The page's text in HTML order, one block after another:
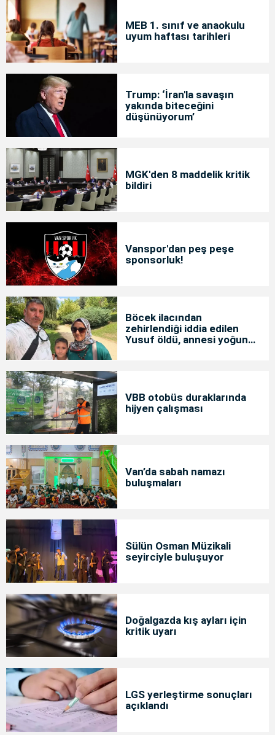
MEB 1. sınıf ve anaokulu
uyum haftası tarihleri
Trump: ‘İran'la savaşın
yakında biteceğini
düşünüyorum’
MGK'den 8 maddelik kritik
bildiri
Vanspor'dan peş peşe
sponsorluk!
Böcek ilacından
zehirlendiği iddia edilen
Yusuf öldü, annesi yoğun
VBB otobüs duraklarında
hijyen çalışması
Van’da sabah namazı
buluşmaları
Sülün Osman Müzikali
seyirciyle buluşuyor
Doğalgazda kış ayları için
kritik uyarı
LGS yerleştirme sonuçları
açıklandı